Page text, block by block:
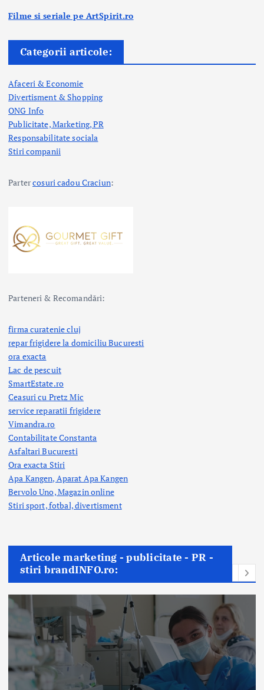
Filme si seriale pe ArtSpirit.ro
Categorii articole:
Afaceri & Economie
Divertisment & Shopping
ONG Info
Publicitate, Marketing, PR
Responsabilitate sociala
Stiri companii
Partercosuri cadou Craciun:
Parteneri & Recomandări:
firma curatenie cluj
repar frigidere la domiciliu Bucuresti
ora exacta
Lac de pescuit
SmartEstate.ro
Ceasuri cu Pretz Mic
service reparatii frigidere
Vimandra.ro
Contabilitate Constanta
Asfaltari Bucuresti
Ora exacta Stiri
Apa Kangen, Aparat Apa Kangen
Bervolo Uno, Magazin online
Stiri sport, fotbal,divertisment
Articole marketing - publicitate - PR -
stiri brandINFO.ro: